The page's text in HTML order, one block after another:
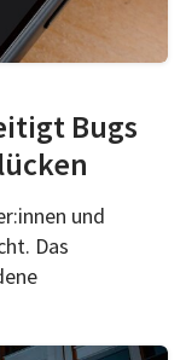
Bugs
und
Das